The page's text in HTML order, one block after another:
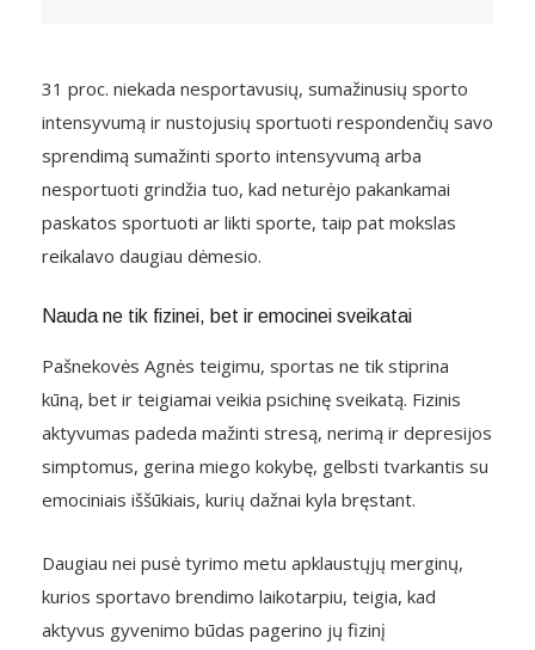
31 proc. niekada nesportavusių, sumažinusių sporto
intensyvumą ir nustojusių sportuoti respondenčių savo
sprendimą sumažinti sporto intensyvumą arba
nesportuoti grindžia tuo, kad neturėjo pakankamai
paskatos sportuoti ar likti sporte, taip pat mokslas
reikalavo daugiau dėmesio.
Nauda ne tik fizinei, bet ir emocinei sveikatai
Pašnekovės Agnės teigimu, sportas ne tik stiprina
kūną, bet ir teigiamai veikia psichinę sveikatą. Fizinis
aktyvumas padeda mažinti stresą, nerimą ir depresijos
simptomus, gerina miego kokybę, gelbsti tvarkantis su
emociniais iššūkiais, kurių dažnai kyla bręstant.
Daugiau nei pusė tyrimo metu apklaustųjų merginų,
kurios sportavo brendimo laikotarpiu, teigia, kad
aktyvus gyvenimo būdas pagerino jų fizinį